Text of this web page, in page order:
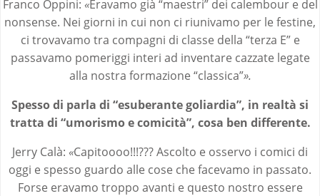
Franco Oppini: «Eravamo già “maestri” dei calembour e del
nonsense. Nei giorni in cui non ci riunivamo per le festine,
ci trovavamo tra compagni di classe della “terza E” e
passavamo pomeriggi interi ad inventare cazzate legate
alla nostra formazione “classica”».
Spesso di parla di “esuberante goliardia”, in realtà si
tratta di “umorismo e comicità”, cosa ben differente.
Jerry Calà: «Capitoooo!!!??? Ascolto e osservo i comici di
oggi e spesso guardo alle cose che facevamo in passato.
Forse eravamo troppo avanti e questo nostro essere